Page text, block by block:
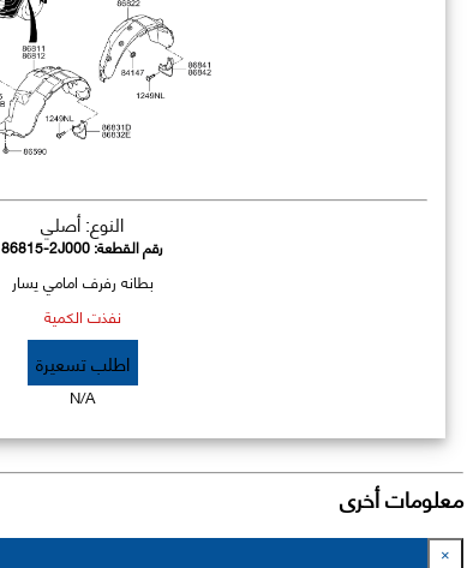
النوع: أصلي
رقم القطعة:86815-2J000
بطانه رفرف امامي يسار
نفذت الكمية
اطلب تسعيرة
N/A
معلومات أخرى
×